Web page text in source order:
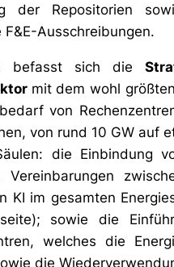
der Repositorien
Ausschreibungen.
befasst sich die
mit dem wohl
von
von rund 10 GW auf
die Einbindung
Vereinbarungen
KI im gesamten
sowie die
welches die
die